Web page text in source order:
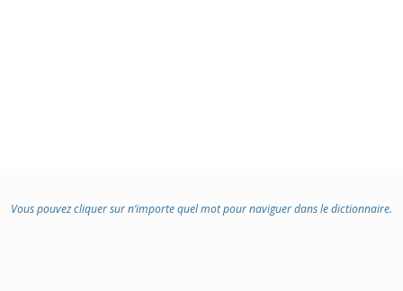
Vous pouvez cliquer sur n’importe quel mot pour naviguer dans le dictionnaire.